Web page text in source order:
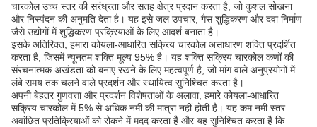
चारकोल उच्च स्तर की सरंध्रता और सतह क्षेत्र प्रदान करता है, जो कुशल सोखना
और निस्पंदन की अनुमति देता है। यह इसे जल उपचार, गैस शुद्धिकरण और दवा निर्माण
जैसे उद्योगों में शुद्धिकरण प्रक्रियाओं के लिए आदर्श बनाता है।
इसके अतिरिक्त, हमारा कोयला-आधारित सक्रिय चारकोल असाधारण शक्ति प्रदर्शित
करता है, जिसमें न्यूनतम शक्ति मूल्य 95% है। यह शक्ति सक्रिय चारकोल कणों की
संरचनात्मक अखंडता को बनाए रखने के लिए महत्वपूर्ण है, जो मांग वाले अनुप्रयोगों में
लंबे समय तक चलने वाले प्रदर्शन और स्थायित्व सुनिश्चित करता है।
अपनी बेहतर गुणवत्ता और प्रदर्शन विशेषताओं के अलावा, हमारे कोयला-आधारित
सक्रिय चारकोल में 5% से अधिक नमी की मात्रा नहीं होती है। यह कम नमी स्तर
अवांछित प्रतिक्रियाओं को रोकने में मदद करता है और यह सुनिश्चित करता है कि